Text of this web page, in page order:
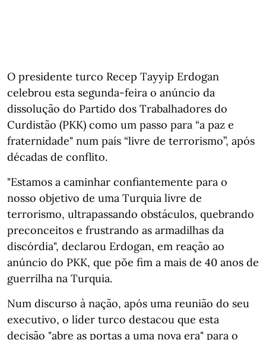
O presidente turco Recep Tayyip Erdogan
celebrou esta segunda-feira o anúncio da
dissolução do Partido dos Trabalhadores do
Curdistão (PKK) como um passo para “a paz e
fraternidade" num país “livre de terrorismo”, após
décadas de conflito.
"Estamos a caminhar confiantemente para o
nosso objetivo de uma Turquia livre de
terrorismo, ultrapassando obstáculos, quebrando
preconceitos e frustrando as armadilhas da
discórdia", declarou Erdogan, em reação ao
anúncio do PKK, que põe fim a mais de 40 anos de
guerrilha na Turquia.
Num discurso à nação, após uma reunião do seu
executivo, o líder turco destacou que esta
decisão "abre as portas a uma nova era" para o